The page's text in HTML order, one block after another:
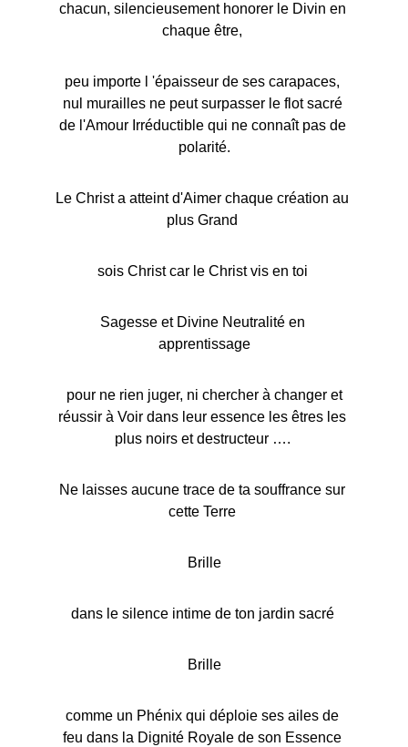
chacun, silencieusement honorer le Divin en
chaque être,
peu importe l 'épaisseur de ses carapaces,
nul murailles ne peut surpasser le flot sacré
de l'Amour Irréductible qui ne connaît pas de
polarité.
Le Christ a atteint d'Aimer chaque création au
plus Grand
sois Christ car le Christ vis en toi
Sagesse et Divine Neutralité en
apprentissage
réussir à Voir dans leur essence les êtres les
plus noirs et destructeur ….
Ne laisses aucune trace de ta souffrance sur
cette Terre
Brille
dans le silence intime de ton jardin sacré
Brille
comme un Phénix qui déploie ses ailes de
feu dans la Dignité Royale de son Essence